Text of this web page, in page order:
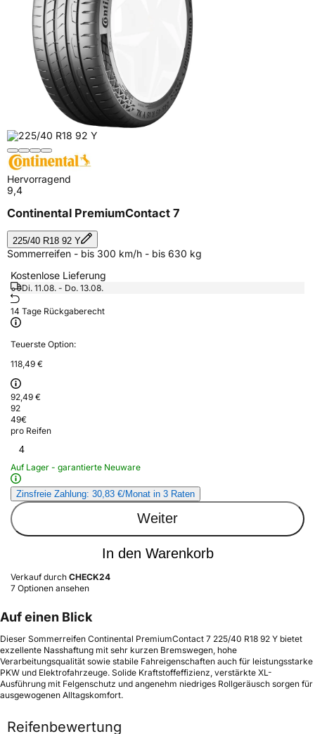
Hervorragend
9,4
Continental PremiumContact 7
225/40 R18 92 Y
Sommerreifen - bis 300 km/h - bis 630 kg
Kostenlose Lieferung
Di. 11.08. - Do. 13.08.
14 Tage Rückgaberecht
Teuerste Option:
118,49 €
92,49 €
92
49€
pro Reifen
4
Auf Lager - garantierte Neuware
Zinsfreie Zahlung: 30,83 €/Monat in 3 Raten
Weiter
In den Warenkorb
Verkauf durch CHECK24
7 Optionen ansehen
Auf einen Blick
Dieser Sommerreifen Continental PremiumContact 7 225/40 R18 92 Y bietet
exzellente Nasshaftung mit sehr kurzen Bremswegen, hohe
Verarbeitungsqualität sowie stabile Fahreigenschaften auch für leistungsstarke
PKW und Elektrofahrzeuge. Solide Kraftstoffeffizienz, verstärkte XL-
Ausführung mit Felgenschutz und angenehm niedriges Rollgeräusch sorgen für
ausgewogenen Alltagskomfort.
Reifenbewertung